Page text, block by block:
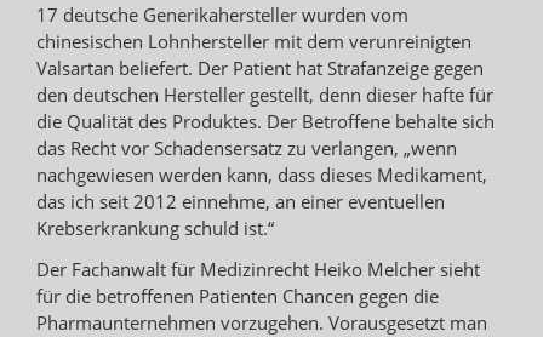
17 deutsche Generikahersteller wurden vom
chinesischen Lohnhersteller mit dem verunreinigten
Valsartan beliefert. Der Patient hat Strafanzeige gegen
den deutschen Hersteller gestellt, denn dieser hafte für
die Qualität des Produktes. Der Betroffene behalte sich
das Recht vor Schadensersatz zu verlangen, „wenn
nachgewiesen werden kann, dass dieses Medikament,
das ich seit 2012 einnehme, an einer eventuellen
Krebserkrankung schuld ist.“
Der Fachanwalt für Medizinrecht Heiko Melcher sieht
für die betroffenen Patienten Chancen gegen die
Pharmaunternehmen vorzugehen. Vorausgesetzt man